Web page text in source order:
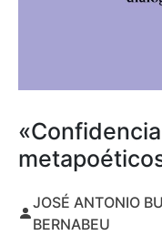
JOSÉ ANTONIO
BERNABEU